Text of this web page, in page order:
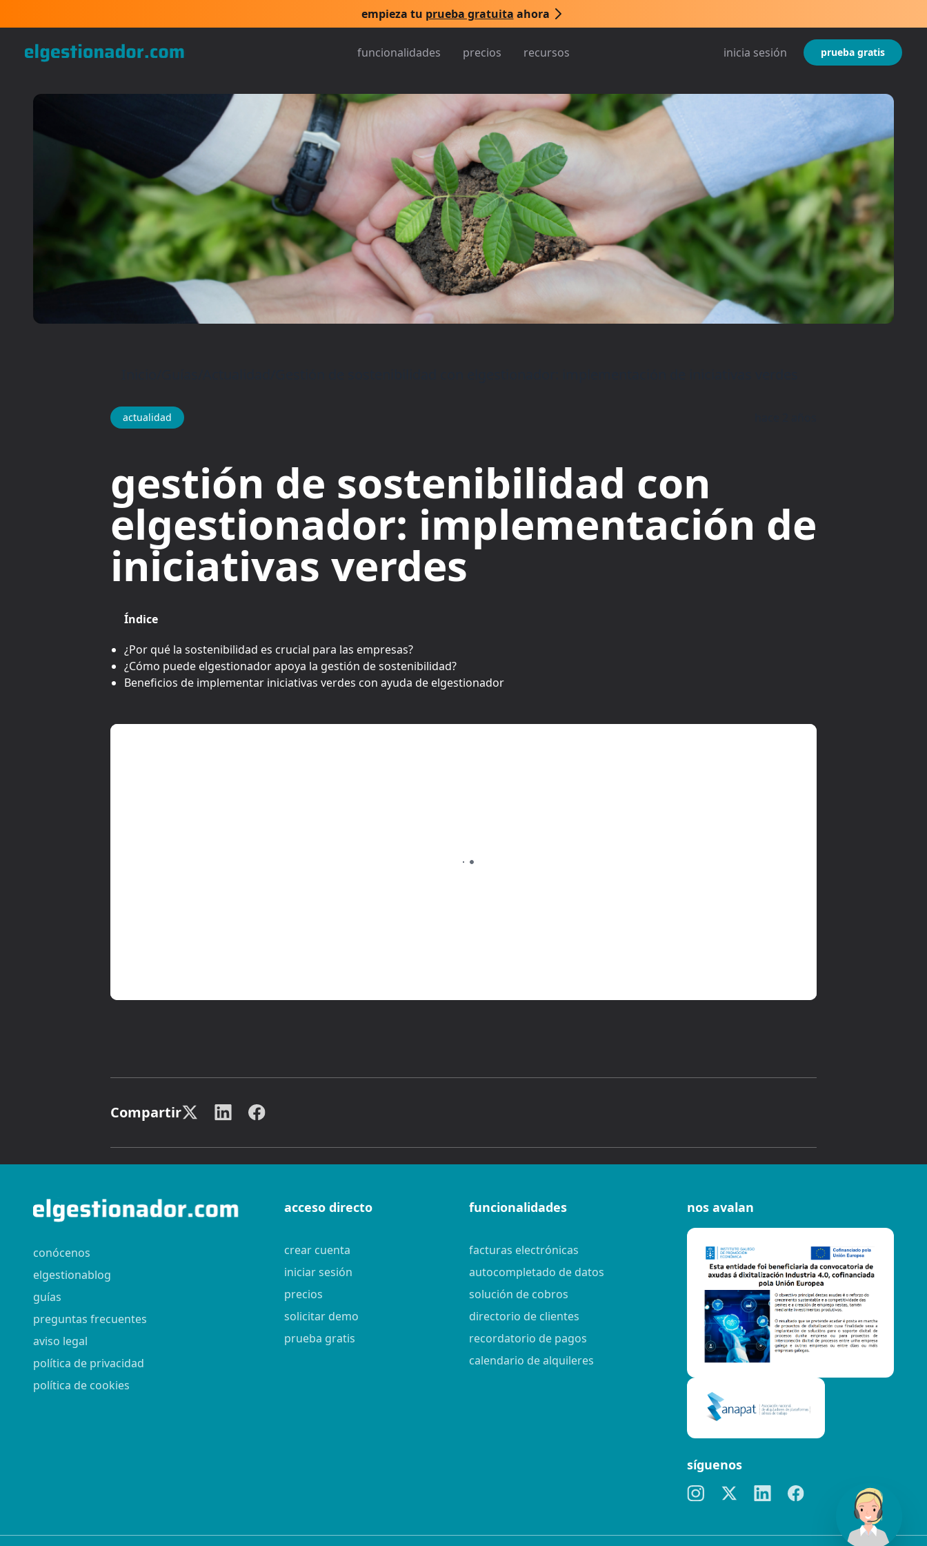
empieza tu prueba gratuita ahora
funcionalidades precios recursos inicia sesión prueba gratis
actualidad
gestión de sostenibilidad con
elgestionador: implementación de
iniciativas verdes
Índice
¿Por qué la sostenibilidad es crucial para las empresas?
¿Cómo puede elgestionador apoya la gestión de sostenibilidad?
Beneficios de implementar iniciativas verdes con ayuda de elgestionador
Compartir
conócenos
elgestionablog
guías
preguntas frecuentes
aviso legal
política de privacidad
política de cookies
acceso directo
crear cuenta
iniciar sesión
precios
solicitar demo
prueba gratis
funcionalidades
facturas electrónicas
autocompletado de datos
solución de cobros
directorio de clientes
recordatorio de pagos
calendario de alquileres
nos avalan
síguenos